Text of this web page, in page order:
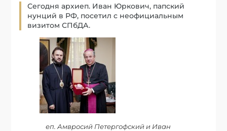
Сегодня архиеп. Иван Юркович, папский
нунций в РФ, посетил с неофициальным
визитом СПбДА.
еп. Амвросий Петергофский и Иван